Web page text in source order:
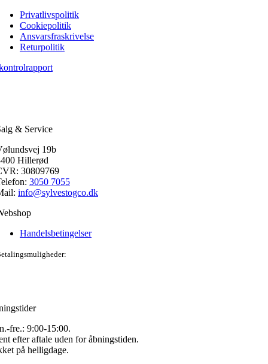
Privatlivspolitik
Cookiepolitik
Ansvarsfraskrivelse
Returpolitik
& Service
19b
Hillerød
30809769
3050 7055
info@sylvestogco.dk
Handelsbetingelser
fre.: 9:00-15:00.
efter aftale uden for åbningstiden.
på helligdage.